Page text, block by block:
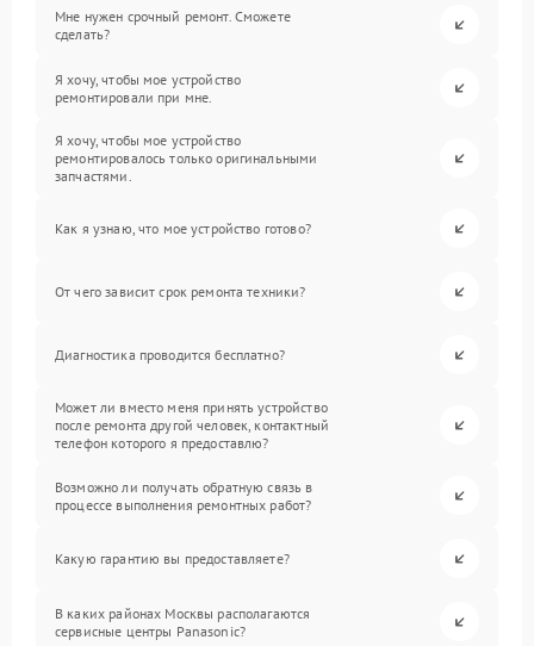
Мне нужен срочный ремонт. Сможете
сделать?
Я хочу, чтобы мое устройство
ремонтировали при мне.
Я хочу, чтобы мое устройство
ремонтировалось только оригинальными
запчастями.
Как я узнаю, что мое устройство готово?
От чего зависит срок ремонта техники?
Диагностика проводится бесплатно?
Может ли вместо меня принять устройство
после ремонта другой человек, контактный
телефон которого я предоставлю?
Возможно ли получать обратную связь в
процессе выполнения ремонтных работ?
Какую гарантию вы предоставляете?
В каких районах Москвы располагаются
сервисные центры Panasonic?